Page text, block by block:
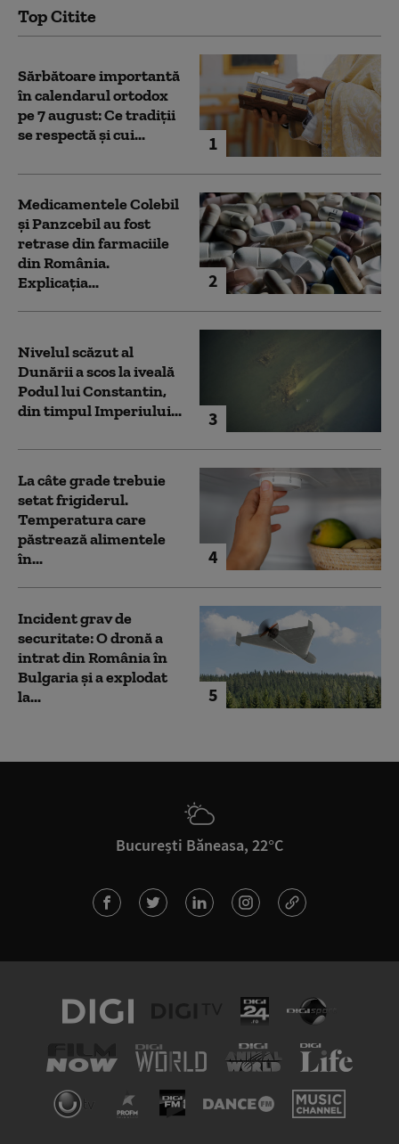
Top Citite
1
Sărbătoare importantă
în calendarul ortodox
pe 7 august: Ce tradiții
se respectă și cui...
2
Medicamentele Colebil
și Panzcebil au fost
retrase din farmaciile
din România.
Explicația...
3
Nivelul scăzut al
Dunării a scos la iveală
Podul lui Constantin,
din timpul Imperiului...
4
La câte grade trebuie
setat frigiderul.
Temperatura care
păstrează alimentele
în...
5
Incident grav de
securitate: O dronă a
intrat din România în
Bulgaria şi a explodat
la...
București Băneasa, 22°C